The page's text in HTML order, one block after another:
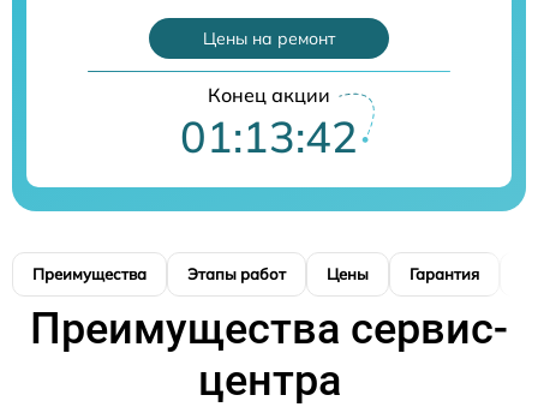
Цены на ремонт
Конец акции
01:13:40
Преимущества Этапы работ Цены Гарантия
Преимущества сервис-
центра